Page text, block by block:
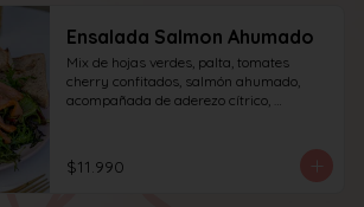
Ensalada Salmon Ahumado
Mix de hojas verdes, palta, tomates
cherry confitados, salmón ahumado,
acompañada de aderezo cítrico,
$11.990